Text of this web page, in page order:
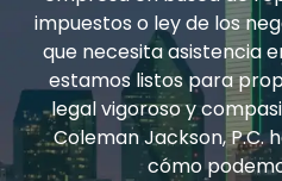
impuestos o ley de los
que necesita asistencia
estamos listos para
legal vigoroso y
Coleman Jackson, P.C.
cómo